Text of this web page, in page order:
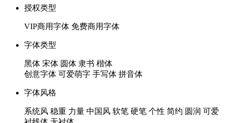
授权类型
VIP商用字体 免费商用字体
字体类型
黑体 宋体 圆体 隶书 楷体
创意字体 可爱萌字 手写体 拼音体
字体风格
系统风 稳重 力量 中国风 软笔 硬笔 个性 简约 圆润 可爱